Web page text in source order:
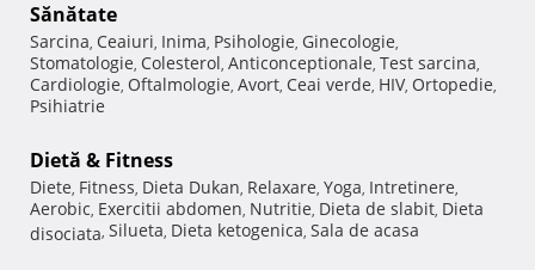
Sănătate
Sarcina, Ceaiuri, Inima, Psihologie, Ginecologie,
Stomatologie, Colesterol, Anticonceptionale, Test sarcina,
Cardiologie, Oftalmologie, Avort, Ceai verde, HIV, Ortopedie,
Psihiatrie
Dietă & Fitness
Diete, Fitness, Dieta Dukan, Relaxare, Yoga, Intretinere,
Aerobic, Exercitii abdomen, Nutritie, Dieta de slabit, Dieta
disociata, Silueta, Dieta ketogenica, Sala de acasa